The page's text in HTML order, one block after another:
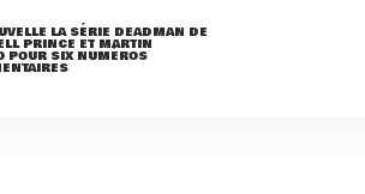
LA SÉRIE DEADMAN DE
PRINCE ET MARTIN
POUR SIX NUMÉROS